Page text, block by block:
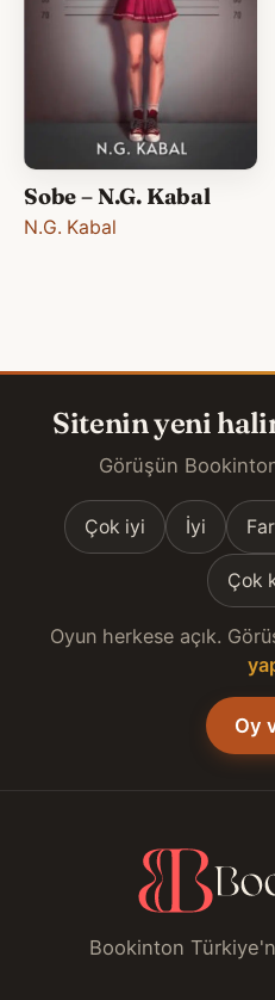
Sobe – N.G. Kabal
N.G. Kabal
Sitenin yeni
Görüşün
Çok iyi İyi
Çok
Oyun herkese açık.
Oy
Bookinton